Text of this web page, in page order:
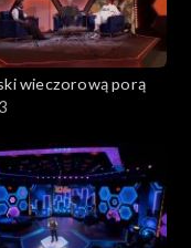
wieczorową porą